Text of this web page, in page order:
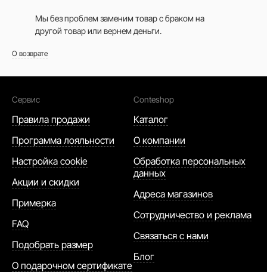
Мы без проблем заменим товар с браком на
другой товар или вернем деньги.
О возврате
Сервис
Правила продажи
Программа лояльности
Настройка cookie
Акции и скидки
Примерка
FAQ
Подобрать размер
О подарочном сертификате
Conteshop
Каталог
О компании
Обработка персональных
данных
Адреса магазинов
Сотрудничество и реклама
Связаться с нами
Блог